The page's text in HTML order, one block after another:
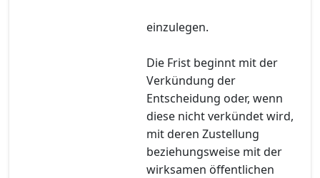
einzulegen.
Die Frist beginnt mit der
Verkündung der
Entscheidung oder, wenn
diese nicht verkündet wird,
mit deren Zustellung
beziehungsweise mit der
wirksamen öffentlichen